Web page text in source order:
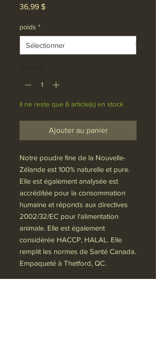
36,99 $Prix
poids *
Il ne reste que 6 article(s) en stock
Ajouter au panier
Notre poudre fine de la Nouvelle-
Zélande est 100% naturelle et pure.
Elle est également analysée est
accréditée pour la consommation
humaine et réponds aux directives
2002/32/EC pour l'alimentation
animale. Elle est également
considérée HACCP, HALAL. Elle
remplit les normes de Santé Canada.
Empaqueté à Thetford, QC.